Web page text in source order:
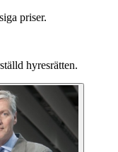
priser.
hyresrätten.